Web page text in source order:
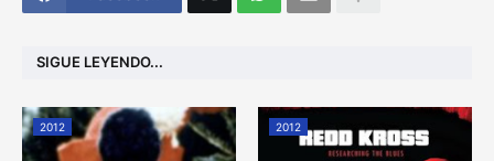
SIGUE LEYENDO...
2012 2012